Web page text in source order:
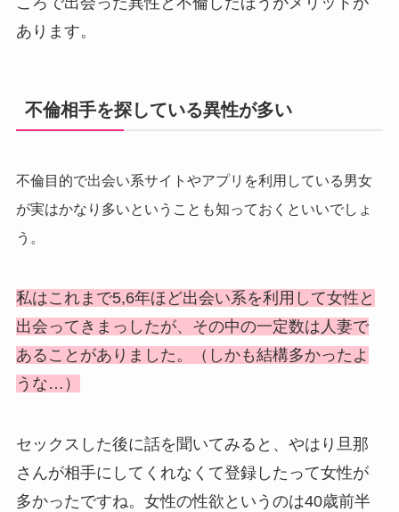
あります。
不倫相手を探している異性が多い
不倫目的で出会い系サイトやアプリを利用している男女
が実はかなり多いということも知っておくといいでしょ
う。
私はこれまで5,6年ほど出会い系を利用して女性と
出会ってきまっしたが、その中の一定数は人妻で
あることがありました。（しかも結構多かったよ
うな…）
セックスした後に話を聞いてみると、やはり旦那
さんが相手にしてくれなくて登録したって女性が
多かったですね。女性の性欲というのは40歳前半